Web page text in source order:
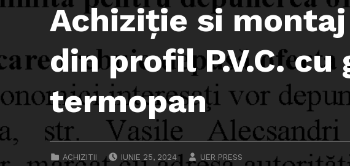
Achiziţie si
din profil P.V.C. cu
termopan
CATEGORIZED IN:
ACHIZITII IUNIE 25, 2024 UER PRESS